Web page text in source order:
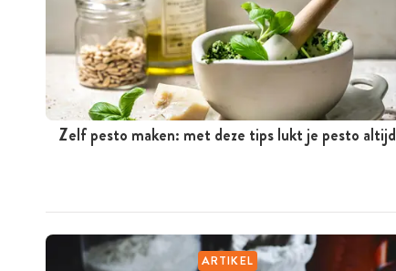
Zelf pesto maken: met deze tips lukt je pesto altijd
ARTIKEL